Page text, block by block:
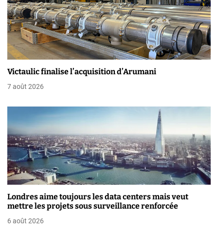
i
o
n
d
e
’
a
r
t
i
c
Victaulic finalise l’acquisition d’Arumani
7 août 2026
Londres aime toujours les data centers mais veut
mettre les projets sous surveillance renforcée
6 août 2026